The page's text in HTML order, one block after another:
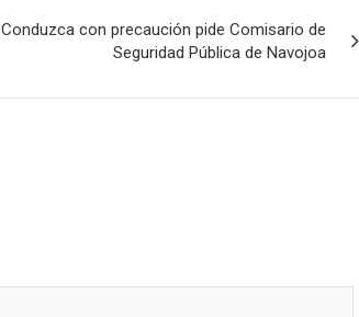
Conduzca con precaución pide Comisario de
Seguridad Pública de Navojoa